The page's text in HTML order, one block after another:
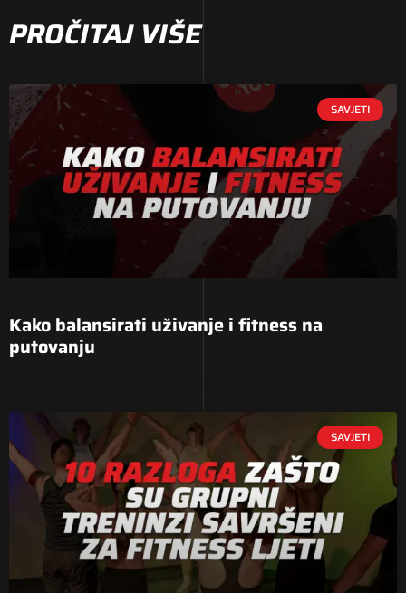
PROČITAJ VIŠE
SAVJETI
Kako balansirati uživanje i fitness na
putovanju
SAVJETI